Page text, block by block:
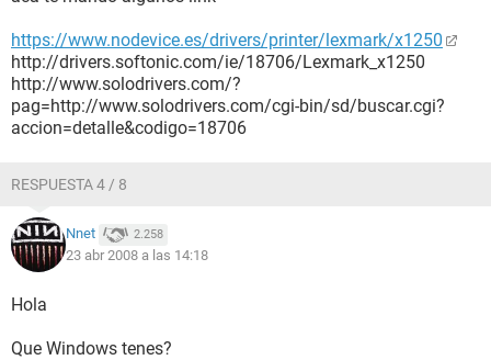
https://www.nodevice.es/drivers/printer/lexmark/x1250
http://drivers.softonic.com/ie/18706/Lexmark_x1250
http://www.solodrivers.com/?
pag=http://www.solodrivers.com/cgi-bin/sd/buscar.cgi?
accion=detalle&codigo=18706
RESPUESTA 4 / 8
Nnet 2.258
23 abr 2008 a las 14:18
Hola
Que Windows tenes?